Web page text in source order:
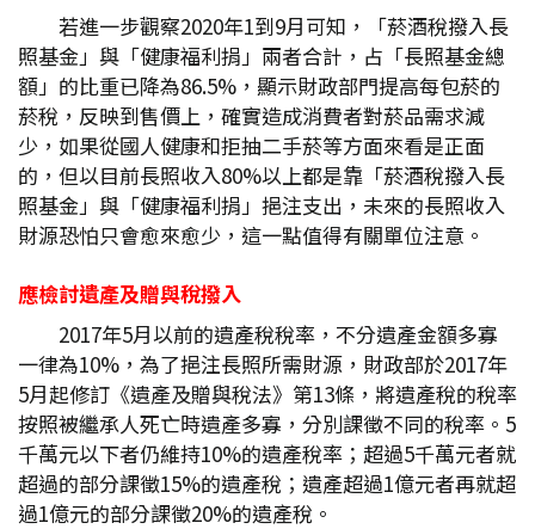
若進一步觀察2020年1到9月可知，「菸酒稅撥入長
照基金」與「健康福利捐」兩者合計，占「長照基金總
額」的比重已降為86.5%，顯示財政部門提高每包菸的
菸稅，反映到售價上，確實造成消費者對菸品需求減
少，如果從國人健康和拒抽二手菸等方面來看是正面
的，但以目前長照收入80%以上都是靠「菸酒稅撥入長
照基金」與「健康福利捐」挹注支出，未來的長照收入
財源恐怕只會愈來愈少，這一點值得有關單位注意。
應檢討遺產及贈與稅撥入
2017年5月以前的遺產稅稅率，不分遺產金額多寡
一律為10%，為了挹注長照所需財源，財政部於2017年
5月起修訂《遺產及贈與稅法》第13條，將遺產稅的稅率
按照被繼承人死亡時遺產多寡，分別課徵不同的稅率。5
千萬元以下者仍維持10%的遺產稅率；超過5千萬元者就
超過的部分課徵15%的遺產稅；遺產超過1億元者再就超
過1億元的部分課徵20%的遺產稅。